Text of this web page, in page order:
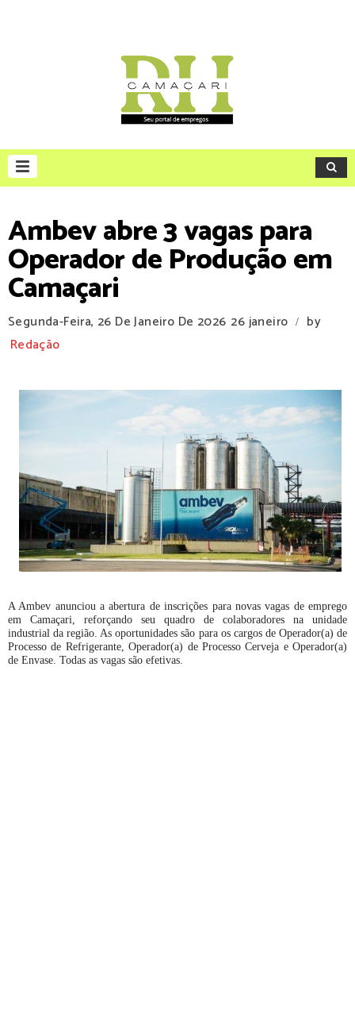
Ambev abre 3 vagas para
Operador de Produção em
Camaçari
Segunda-Feira, 26 De Janeiro De 2026 26 janeiro /
by
Redação
A Ambev anunciou a abertura de inscrições para novas vagas de emprego
em Camaçari, reforçando seu quadro de colaboradores na unidade
industrial da região. As oportunidades são para os cargos de Operador(a) de
Processo de Refrigerante, Operador(a) de Processo Cerveja e Operador(a)
de Envase. Todas as vagas são efetivas.